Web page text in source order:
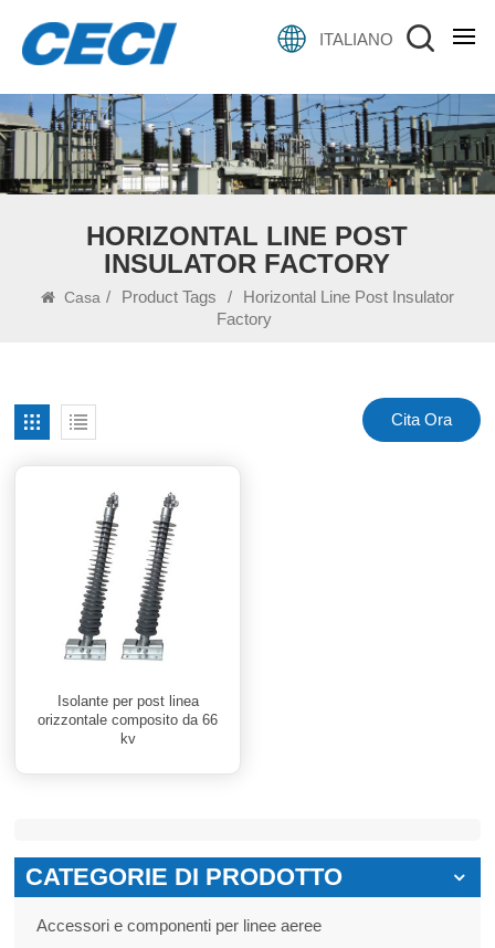
ITALIANO
HORIZONTAL LINE POST
INSULATOR FACTORY
Casa / Product Tags /
Horizontal Line Post Insulator
Factory
Cita Ora
Isolante per post linea
orizzontale composito da 66
kv
CATEGORIE DI PRODOTTO
Accessori e componenti per linee aeree